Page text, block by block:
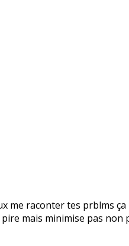
me raconter tes prblms
pire mais minimise pas